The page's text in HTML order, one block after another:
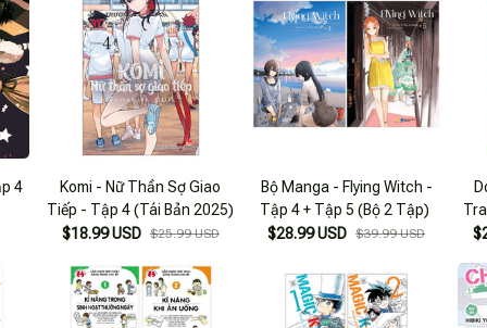
4
Komi - Nữ Thần Sợ Giao
Tiếp - Tập 4 (Tái Bản 2025)
$18.99 USD $25.99 USD
Bộ Manga - Flying Witch -
Tập 4 + Tập 5 (Bộ 2 Tập)
$28.99 USD $39.99 USD